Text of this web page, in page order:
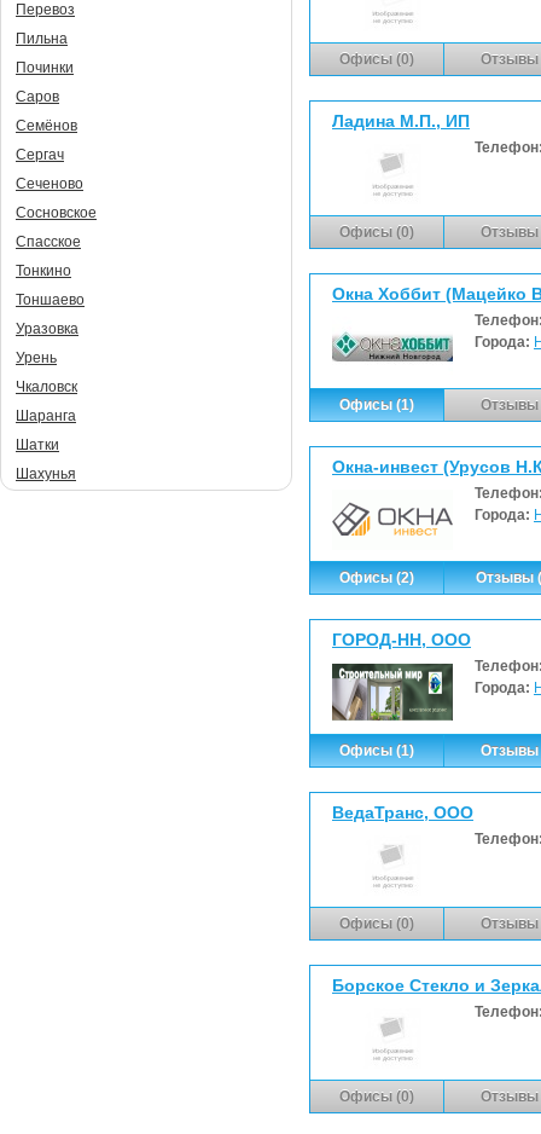
Офисы (0) Отзывы
Ладина М.П., ИП
Офисы (0) Отзывы
Окна Хоббит (Мацейко
Города:
Офисы (1) Отзывы
Окна-инвест (Урусов
Города:
Офисы (2) Отзывы
ГОРОД-НН, ООО
Города:
Офисы (1) Отзывы
ВедаТранс, ООО
Офисы (0) Отзывы
Борское Стекло и
Офисы (0) Отзывы
Перевоз
Пильна
Починки
Саров
Семёнов
Сергач
Сеченово
Сосновское
Спасское
Тонкино
Тоншаево
Уразовка
Урень
Чкаловск
Шаранга
Шатки
Шахунья